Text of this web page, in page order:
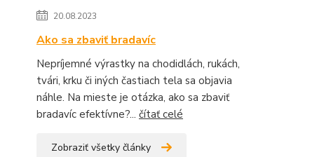
20.08.2023
Ako sa zbaviť bradavíc
Nepríjemné výrastky na chodidlách, rukách,
tvári, krku či iných častiach tela sa objavia
náhle. Na mieste je otázka, ako sa zbaviť
bradavíc efektívne?... čítať celé
Zobraziť všetky články